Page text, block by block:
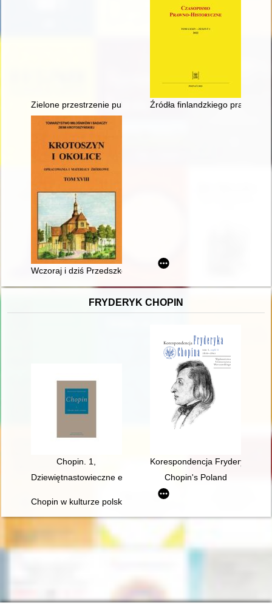
Zielone przestrzenie publiczne Bydgoszczy jako element
Źródła finlandzkiego prawa
Wczoraj i dziś Przedszkola w Smolicach
FRYDERYK CHOPIN
Chopin. 1,
Korespondencja Fryderyka
Dziewiętnastowieczne edycje dzieł Fryderyka Chopina jako
Chopin's Poland
Chopin w kulturze polskiej